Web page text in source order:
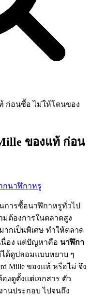
ของแท้ ก่อน
กนาฬิกาหรู
การซื้อนาฬิกาหรูทั่วไป
ต้องการในตลาดสูง
กเป็นพิเศษ ทำให้ตลาด
นื่อง แต่ปัญหาคือ นาฬิกา
ด้ดูปลอมแบบหยาบ ๆ
Mille ของแท้ หรือไม่ จึง
งดูตั้งแต่เอกสาร ตัว
านประกอบ ไปจนถึง